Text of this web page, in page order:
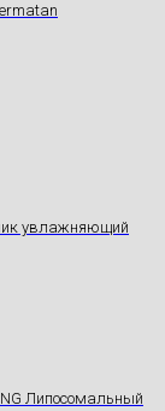
увлажняющий
Липосомальный